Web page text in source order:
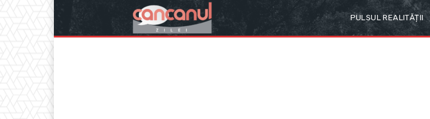
PULSUL REALITĂȚII